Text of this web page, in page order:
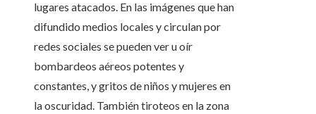
lugares atacados. En las imágenes que han
difundido medios locales y circulan por
redes sociales se pueden ver u oír
bombardeos aéreos potentes y
constantes, y gritos de niños y mujeres en
la oscuridad. También tiroteos en la zona